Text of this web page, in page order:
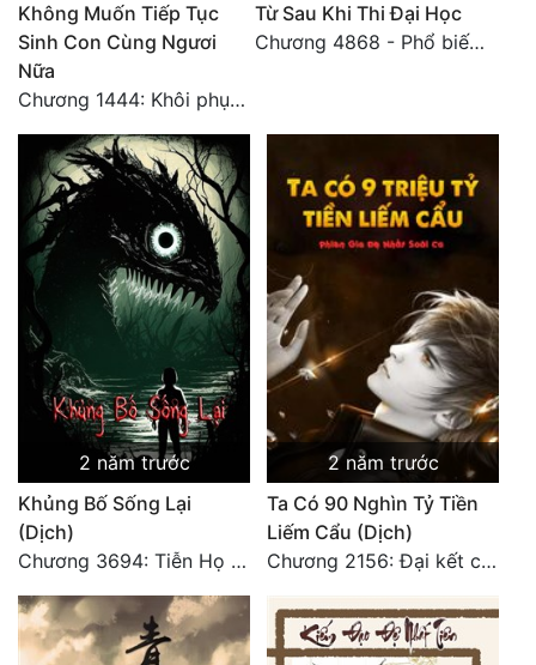
Đam Mỹ
Đẹp
Đẹp Hiệp
Tính Cách Nhân Vật :
Cơ Trí
Sát Phạt Quyết Đoán
Vô Sỉ
Điềm Đạm
Không Muốn Tiếp Tục
Sinh Con Cùng Ngươi
Nữa
Chương 1444: Khôi phục quỹ đạo
Từ Sau Khi Thi Đại Học
Chương 4868 - Phổ biến Hạ Quốc tệ!
2 năm trước
Khủng Bố Sống Lại
(Dịch)
Chương 3694: Tiễn Họ Đoạn Đường Cuối - Hoàn
2 năm trước
Ta Có 90 Nghìn Tỷ Tiền
Liếm Cẩu (Dịch)
Chương 2156: Đại kết cục!!!